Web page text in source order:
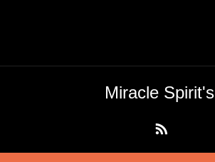
Miracle Spirit's